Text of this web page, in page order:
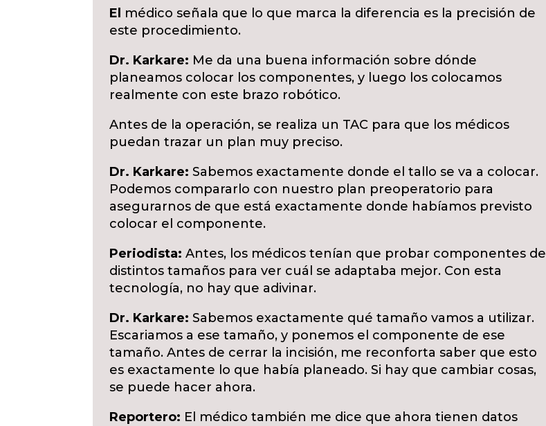
El médico señala que lo que marca la diferencia es la precisión de
este procedimiento.
Dr. Karkare: Me da una buena información sobre dónde
planeamos colocar los componentes, y luego los colocamos
realmente con este brazo robótico.
Antes de la operación, se realiza un TAC para que los médicos
puedan trazar un plan muy preciso.
Dr. Karkare: Sabemos exactamente donde el tallo se va a colocar.
Podemos compararlo con nuestro plan preoperatorio para
asegurarnos de que está exactamente donde habíamos previsto
colocar el componente.
Periodista: Antes, los médicos tenían que probar componentes de
distintos tamaños para ver cuál se adaptaba mejor. Con esta
tecnología, no hay que adivinar.
Dr. Karkare: Sabemos exactamente qué tamaño vamos a utilizar.
Escariamos a ese tamaño, y ponemos el componente de ese
tamaño. Antes de cerrar la incisión, me reconforta saber que esto
es exactamente lo que había planeado. Si hay que cambiar cosas,
se puede hacer ahora.
Reportero: El médico también me dice que ahora tienen datos